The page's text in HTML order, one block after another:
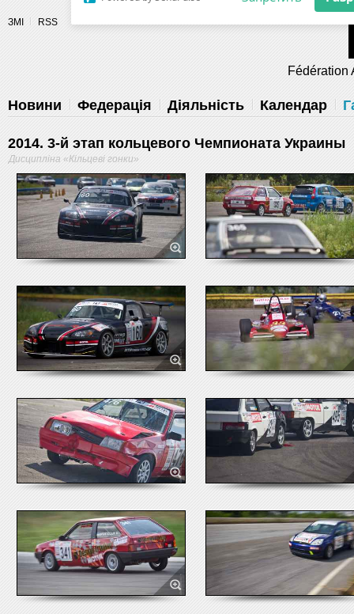
Разрешите сайту fau.ua отправлять
ЗМІ RSS
Fédération
Новини Федерація Діяльність Календар
2014. 3-й этап кольцевого Чемпионата Украины
Дисципліна «Кільцеві гонки»